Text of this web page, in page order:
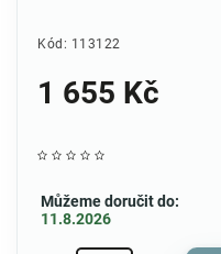
Kód: 113122
1 655 Kč
Můžeme doručit do:
11.8.2026